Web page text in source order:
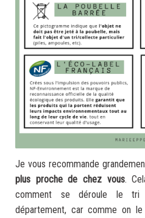
Je vous recommande
plus proche de chez vous.
comment se déroule le tri
département, car comme on